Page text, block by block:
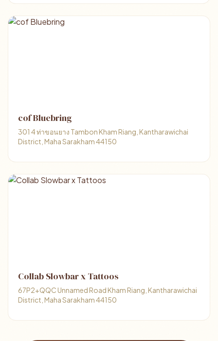
cof Bluebring
301 4 ท่าขอนยาง Tambon Kham Riang, Kantharawichai
District, Maha Sarakham 44150
Collab Slowbar x Tattoos
67P2+QQC Unnamed Road Kham Riang, Kantharawichai
District, Maha Sarakham 44150